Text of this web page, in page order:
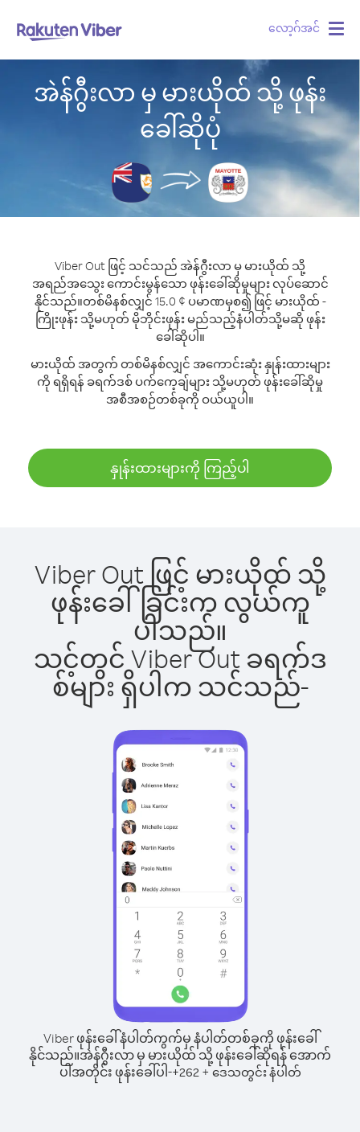
လော့ဂ်အင်
အဲန်ဂွီးလာ မှ မားယိုထ် သို့ ဖုန်း
ခေါ်ဆိုပုံ
Viber Out ဖြင့် သင်သည် အဲန်ဂွီးလာ မှ မားယိုထ် သို့
အရည်အသွေး ကောင်းမွန်သော ဖုန်းခေါ်ဆိုမှုများ လုပ်ဆောင်
နိုင်သည်။တစ်မိနစ်လျှင် 15.0 ¢ ပမာဏမှစ၍ ဖြင့် မားယိုထ် -
ကြိုးဖုန်း သို့မဟုတ် မိုဘိုင်းဖုန်း မည်သည့်နံပါတ်သို့မဆို ဖုန်း
ခေါ်ဆိုပါ။
မားယိုထ် အတွက် တစ်မိနစ်လျှင် အကောင်းဆုံး နှုန်းထားများ
ကို ရရှိရန် ခရက်ဒစ် ပက်ကေ့ချ်များ သို့မဟုတ် ဖုန်းခေါ်ဆိုမှု
အစီအစဉ်တစ်ခုကို ဝယ်ယူပါ။
နှုန်းထားများကို ကြည့်ပါ
Viber Out ဖြင့် မားယိုထ် သို့
ဖုန်းခေါ်ခြင်းက လွယ်ကူ
ပါသည်။
သင့်တွင် Viber Out ခရက်ဒ
စ်များ ရှိပါက သင်သည်-
Viber ဖုန်းခေါ်နံပါတ်ကွက်မှ နံပါတ်တစ်ခုကို ဖုန်းခေါ်
နိုင်သည်။အဲန်ဂွီးလာ မှ မားယိုထ် သို့ ဖုန်းခေါ်ဆိုရန် အောက်
ပါအတိုင်း ဖုန်းခေါ်ပါ-+262+ဒေသတွင်း နံပါတ်